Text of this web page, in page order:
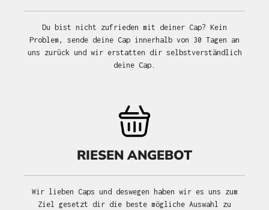
Du bist nicht zufrieden mit deiner Cap? Kein
Problem, sende deine Cap innerhalb von 30 Tagen an
uns zurück und wir erstatten dir selbstverständlich
deine Cap.
RIESEN ANGEBOT
Wir lieben Caps und deswegen haben wir es uns zum
Ziel gesetzt dir die beste mögliche Auswahl zu